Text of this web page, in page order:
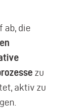
ab, die
zu
aktiv zu